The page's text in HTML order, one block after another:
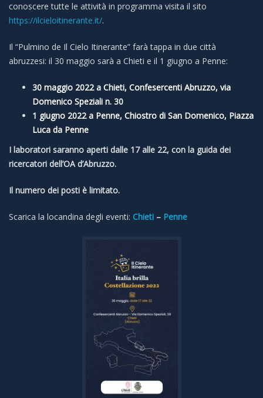
conoscere tutte le attività in programma visita il sito
https://ilcieloitinerante.it/.
Il “Pulmino de Il Cielo Itinerante” farà tappa in due città
abruzzesi: il 30 maggio sarà a Chieti e il 1 giugno a Penne:
30 maggio 2022 a Chieti, Confesercenti Abruzzo, via
Domenico Speziali n. 30
1 giugno 2022 a Penne, Chiostro di San Domenico, Piazza
Luca da Penne
I laboratori saranno aperti dalle 17 alle 22, con la guida dei
ricercatori dell’OA d’Abruzzo.
Il numero dei posti è limitato.
Scarica la locandina degli eventi: Chieti – Penne